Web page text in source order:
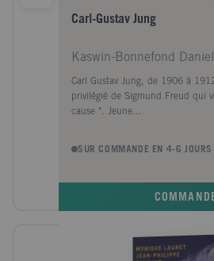
Carl-Gustav Jung
Kaswin-Bonnefond
Carl Gustav Jung, de 1906 à
privilégié de Sigmund Freud qui
cause ". Jeune...
SUR COMMANDE EN 4-6 JOURS